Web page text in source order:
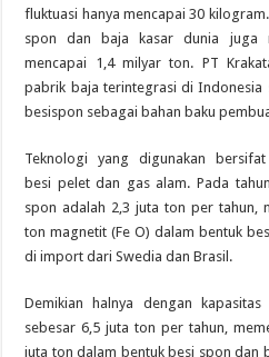
fluktuasi hanya mencapai 30
spon dan baja kasar dunia juga
mencapai 1,4 milyar ton. PT
pabrik baja terintegrasi di Indonesia
besispon sebagai bahan baku
Teknologi yang digunakan
besi pelet dan gas alam. Pada
spon adalah 2,3 juta ton per tahun,
ton magnetit (Fe O) dalam bentuk
di import dari Swedia dan Brasil.
Demikian halnya dengan
sebesar 6,5 juta ton per tahun,
juta ton dalam bentuk besi spon dan